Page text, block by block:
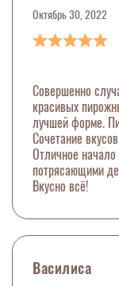
Октябрь 30, 2022
Совершенно
красивых
лучшей форме.
Сочетание
Отличное
потрясающими
Вкусно всё!
Василиса